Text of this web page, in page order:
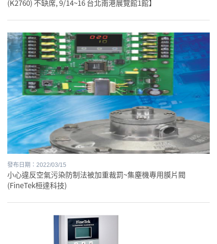
(K2760) 不缺席, 9/14~16 台北南港展覽館1館】
發布日期：2022/03/15
小心違反空氣污染防制法被加重裁罰~集塵機專⽤膜片閥
(FineTek桓達科技)